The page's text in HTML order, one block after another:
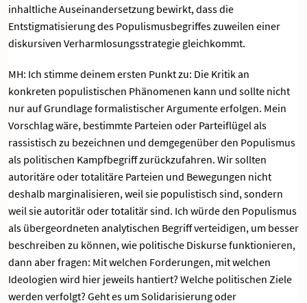
inhaltliche Auseinandersetzung bewirkt, dass die
Entstigmatisierung des Populismusbegriffes zuweilen einer
diskursiven Verharmlosungsstrategie gleichkommt.
MH: Ich stimme deinem ersten Punkt zu: Die Kritik an
konkreten populistischen Phänomenen kann und sollte nicht
nur auf Grundlage formalistischer Argumente erfolgen. Mein
Vorschlag wäre, bestimmte Parteien oder Parteiflügel als
rassistisch zu bezeichnen und demgegenüber den Populismus
als politischen Kampfbegriff zurückzufahren. Wir sollten
autoritäre oder totalitäre Parteien und Bewegungen nicht
deshalb marginalisieren, weil sie populistisch sind, sondern
weil sie autoritär oder totalitär sind. Ich würde den Populismus
als übergeordneten analytischen Begriff verteidigen, um besser
beschreiben zu können, wie politische Diskurse funktionieren,
dann aber fragen: Mit welchen Forderungen, mit welchen
Ideologien wird hier jeweils hantiert? Welche politischen Ziele
werden verfolgt? Geht es um Solidarisierung oder